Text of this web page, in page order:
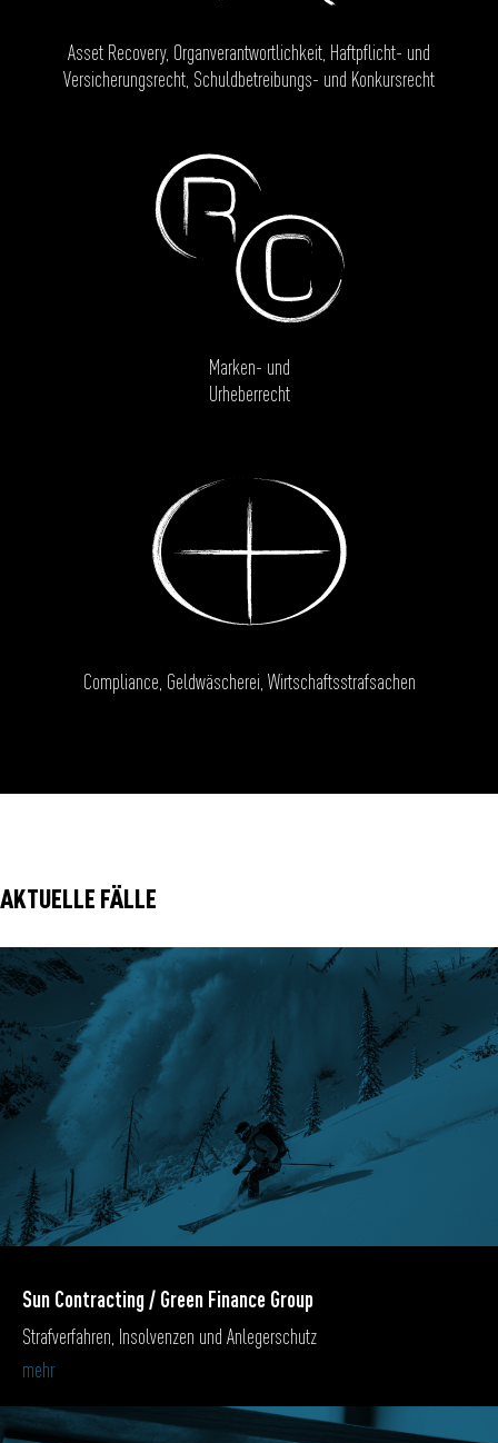
Asset Recovery, Organverantwortlichkeit, Haftpflicht- und
Versicherungsrecht, Schuldbetreibungs- und Konkursrecht
Marken- und
Urheberrecht
Compliance, Geldwäscherei, Wirtschaftsstrafsachen
AKTUELLE FÄLLE
Sun Contracting / Green Finance Group
Strafverfahren, Insolvenzen und Anlegerschutz
mehr